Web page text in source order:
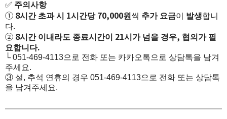
✅ 주의사항
① 8시간 초과 시 1시간당 70,000원씩 추가 요금이 발생합니
다.
② 8시간 이내라도 종료시간이 21시가 넘을 경우, 협의가 필
요합니다.
└ 051-469-4113으로 전화 또는 카카오톡으로 상담톡을 남겨
주세요.
③ 설, 추석 연휴의 경우 051-469-4113으로 전화 또는 상담톡
을 남겨주세요.